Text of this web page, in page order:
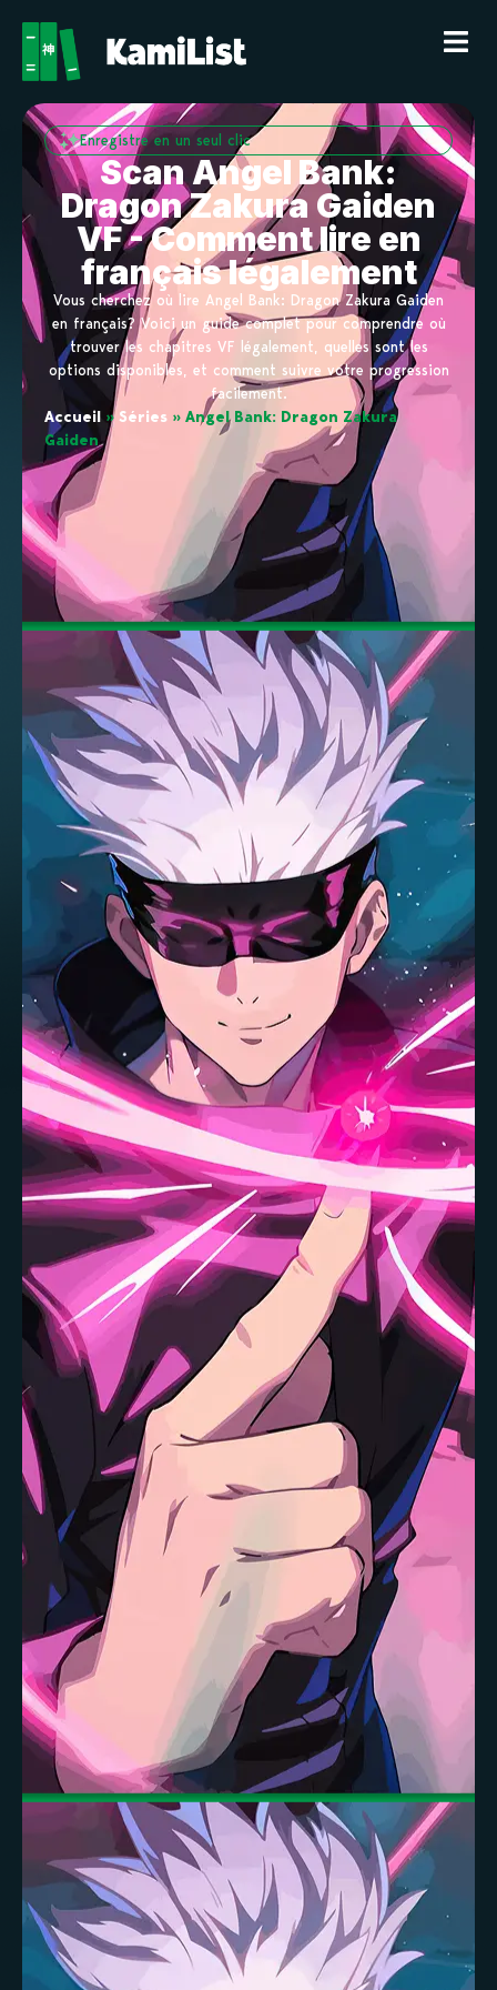
Enregistre en un seul clic
Scan Angel Bank:
Dragon Zakura Gaiden
VF - Comment lire en
français légalement
Vous cherchez où lire Angel Bank: Dragon Zakura Gaiden
en français? Voici un guide complet pour comprendre où
trouver les chapitres VF légalement, quelles sont les
options disponibles, et comment suivre votre progression
facilement.
Accueil » Séries » Angel Bank: Dragon Zakura
Gaiden